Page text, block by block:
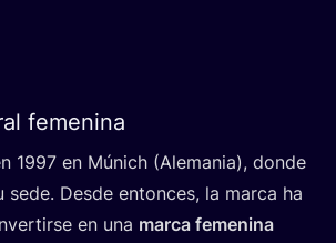
femenina
1997 en Múnich (Ale­ma­nia), don­de
sede. Des­de enton­ces, la mar­ca ha
en una mar­ca feme­ni­na